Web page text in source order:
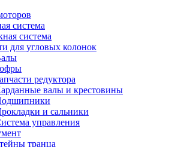
система
система
для угловых колонок
редуктора
валы и крестовины
и сальники
управления
транца